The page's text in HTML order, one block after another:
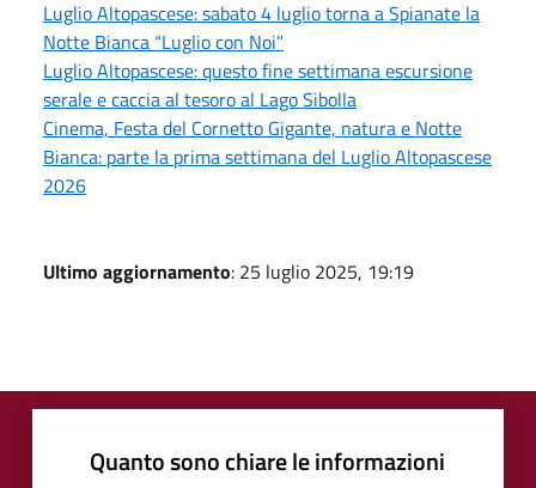
Luglio Altopascese: sabato 4 luglio torna a Spianate la
Notte Bianca “Luglio con Noi”
Luglio Altopascese: questo fine settimana escursione
serale e caccia al tesoro al Lago Sibolla
Cinema, Festa del Cornetto Gigante, natura e Notte
Bianca: parte la prima settimana del Luglio Altopascese
2026
Ultimo aggiornamento: 25 luglio 2025, 19:19
Quanto sono chiare le informazioni